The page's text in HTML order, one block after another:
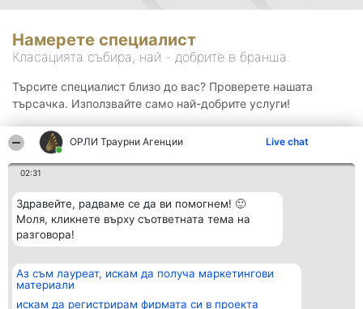
ОРЛИ Траурни Агенции Live chat
02:31
Здравейте, радваме се да ви помогнем! 🙂
Моля, кликнете върху съответната тема на
разговора!
Аз съм лауреат, искам да получа маркетингови
материали
искам да регистрирам фирмата си в проекта
Намерете специалист
Класацията събира, най - добрите в бранша.
Търсите специалист близо до вас? Проверете нашата
търсачка. Използвайте само най-добрите услуги!
Организатор на
класиране
Класация Контакти